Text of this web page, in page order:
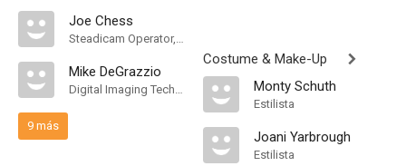
Joe Chess
Steadicam Operator, "A" Camera Operator
Mike DeGrazzio
Digital Imaging Technician
9 más
Costume & Make-Up
Monty Schuth
Estilista
Joani Yarbrough
Estilista